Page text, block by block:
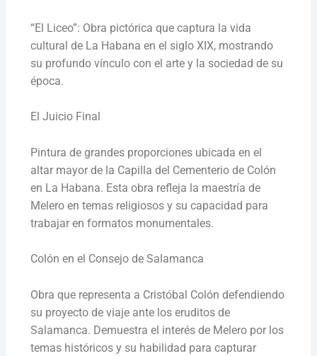
“El Liceo”: Obra pictórica que captura la vida
cultural de La Habana en el siglo XIX, mostrando
su profundo vínculo con el arte y la sociedad de su
época.
El Juicio Final
Pintura de grandes proporciones ubicada en el
altar mayor de la Capilla del Cementerio de Colón
en La Habana. Esta obra refleja la maestría de
Melero en temas religiosos y su capacidad para
trabajar en formatos monumentales.
Colón en el Consejo de Salamanca
Obra que representa a Cristóbal Colón defendiendo
su proyecto de viaje ante los eruditos de
Salamanca. Demuestra el interés de Melero por los
temas históricos y su habilidad para capturar